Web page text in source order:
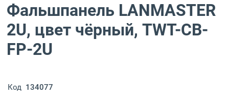
Фальшпанель LANMASTER
2U, цвет чёрный, TWT-CB-
FP-2U
Код 134077